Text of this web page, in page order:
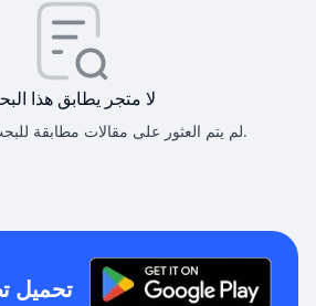
لا متجر يطابق هذا
لم يتم العثور على مقالات مطابقة للبحث الذي تم تحديده.
تحميل